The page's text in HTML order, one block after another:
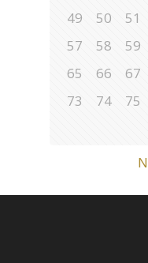
49
50 51
57
58 59
65
66 67
73
74 75